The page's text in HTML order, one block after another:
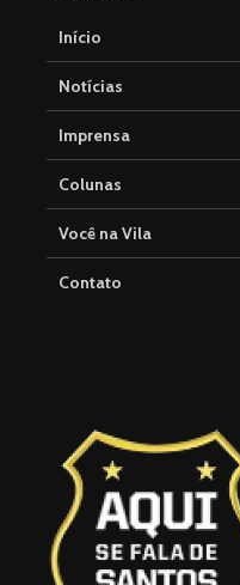
Início
Notícias
Imprensa
Colunas
Você na Vila
Contato